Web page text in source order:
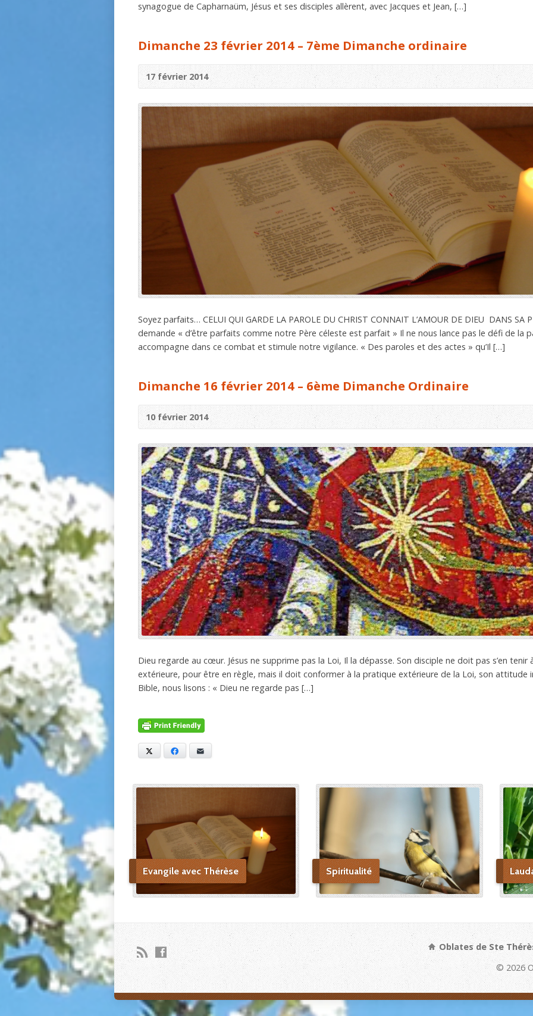
synagogue de Capharnaüm, Jésus et ses disciples allèrent, avec Jacques et Jean, […]
Dimanche 23 février 2014 – 7ème Dimanche ordinaire
17 février 2014
Soyez parfaits… CELUI QUI GARDE LA PAROLE DU CHRIST CONNAIT L’AMOUR DE DIEU DANS SA
demande « d’être parfaits comme notre Père céleste est parfait » Il ne nous lance pas le défi de la
accompagne dans ce combat et stimule notre vigilance. « Des paroles et des actes » qu’Il […]
Dimanche 16 février 2014 – 6ème Dimanche Ordinaire
10 février 2014
Dieu regarde au cœur. Jésus ne supprime pas la Loi, Il la dépasse. Son disciple ne doit pas s’en
extérieure, pour être en règle, mais il doit conformer à la pratique extérieure de la Loi, son attitude
Bible, nous lisons : « Dieu ne regarde pas […]
Facebook
Evangile avec Thérèse Spiritualité
Oblates de Ste
© 2026